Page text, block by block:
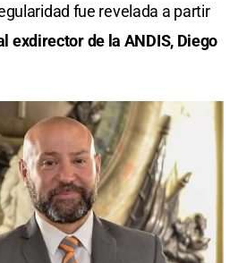
fue revelada a partir
exdirector de la ANDIS, Diego